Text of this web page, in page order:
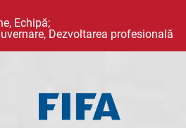
Echipă;
Dezvoltarea profesională